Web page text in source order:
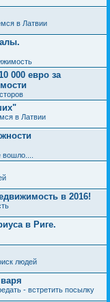
в Латвии
000 евро за
в Латвии
вошло....
в 2016!
в Риге.
людей
- встретить посылку